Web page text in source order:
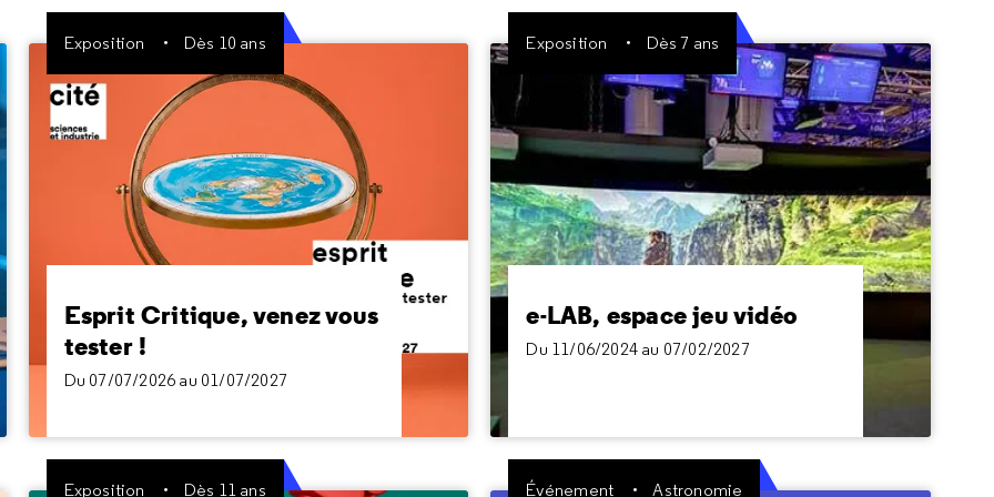
Exposition Dès 10 ans
Esprit Critique, venez vous
tester !
Du 07/07/2026 au 01/07/2027
Esprit Critique, venez vous
tester !
Du 07/07/2026 au 01/07/2027
Info ou intox ? Intuition ou piège ? Votre cerveau
est-il toujours un bon allié ?
Exposition Dès 7 ans
e-LAB, espace jeu vidéo
Du 11/06/2024 au 07/02/2027
e-LAB, espace jeu vidéo
Du 11/06/2024 au 07/02/2027
Immersif, évolutif, ludique et informatif, l’e-LAB
explore le jeu vidéo sous toutes ses facettes :
ses technologies, ses métiers, son impact sur la
Exposition Dès 11 ans Événement Astronomie